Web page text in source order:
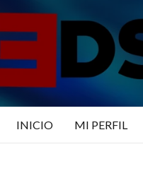
INICIO MI PERFIL